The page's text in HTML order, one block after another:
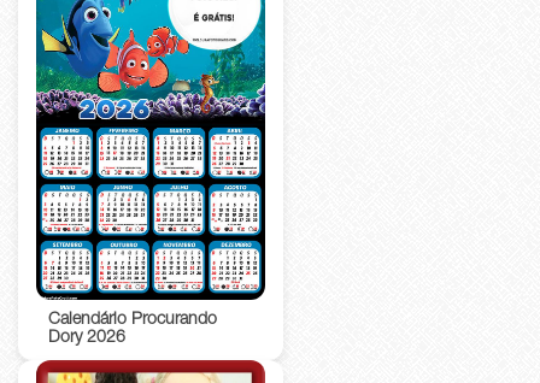
Calendário Procurando
Dory 2026